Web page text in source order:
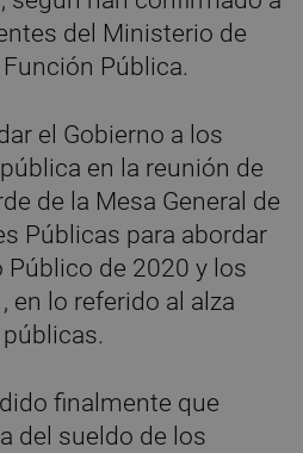
del Ministerio de
Pública.
el Gobierno a los
en la reunión de
de la Mesa General de
Públicas para abordar
Público de 2020 y los
en lo referido al alza
finalmente que
del sueldo de los